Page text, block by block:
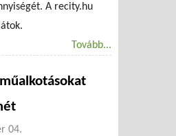
A recity.hu
Tovább...
04.